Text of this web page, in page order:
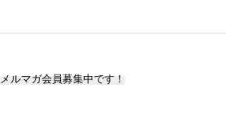
メルマガ会員募集中です！